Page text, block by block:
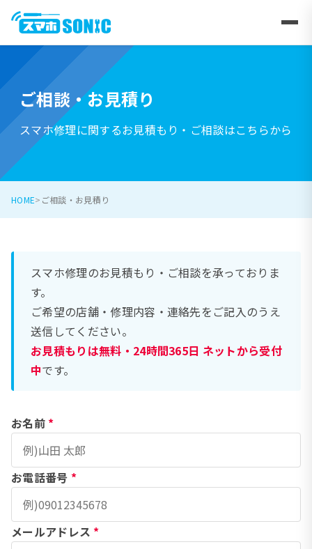
ご相談・お見積り
スマホ修理に関するお見積もり・ご相談はこちらから
HOME ご相談・お見積り
スマホ修理のお見積もり・ご相談を承っておりま
す。
ご希望の店舗・修理内容・連絡先をご記入のうえ
送信してください。
お見積もりは無料・24時間365日 ネットから受付
中です。
お名前 *
お電話番号 *
メールアドレス *